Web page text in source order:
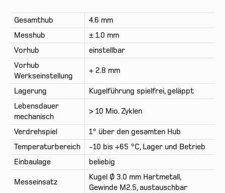
Gesamthub
4.6 mm
Messhub
± 1.0 mm
Vorhub
einstellbar
Vorhub
Werkseinstellung
+ 2.8 mm
Lagerung
Kugelführung spielfrei, geläppt
Lebensdauer
mechanisch
> 10 Mio. Zyklen
Verdrehspiel
1° über den gesamten Hub
Temperaturbereich
-10 bis +65 °C, Lager und Betrieb
Einbaulage
beliebig
Messeinsatz
Kugel Ø 3.0 mm Hartmetall,
Gewinde M2.5, austauschbar